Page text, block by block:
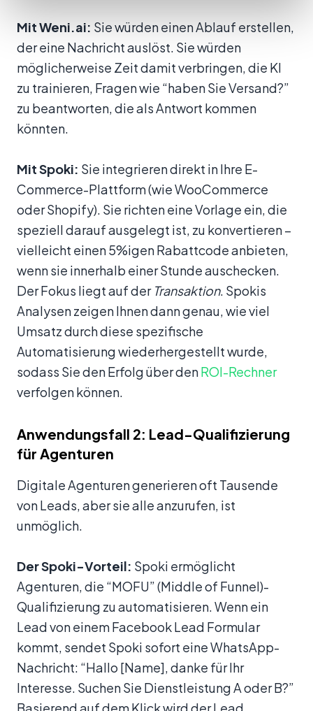
Mit Weni.ai: Sie würden einen Ablauf erstellen,
der eine Nachricht auslöst. Sie würden
möglicherweise Zeit damit verbringen, die KI
zu trainieren, Fragen wie “haben Sie Versand?”
zu beantworten, die als Antwort kommen
könnten.
Mit Spoki: Sie integrieren direkt in Ihre E-
Commerce-Plattform (wie WooCommerce
oder Shopify). Sie richten eine Vorlage ein, die
speziell darauf ausgelegt ist, zu konvertieren –
vielleicht einen 5%igen Rabattcode anbieten,
wenn sie innerhalb einer Stunde auschecken.
Der Fokus liegt auf der Transaktion. Spokis
Analysen zeigen Ihnen dann genau, wie viel
Umsatz durch diese spezifische
Automatisierung wiederhergestellt wurde,
sodass Sie den Erfolg über denROI-Rechner
verfolgen können.
Anwendungsfall 2: Lead-Qualifizierung
für Agenturen
Digitale Agenturen generieren oft Tausende
von Leads, aber sie alle anzurufen, ist
unmöglich.
Der Spoki-Vorteil: Spoki ermöglicht
Agenturen, die “MOFU” (Middle of Funnel)-
Qualifizierung zu automatisieren. Wenn ein
Lead von einem Facebook Lead Formular
kommt, sendet Spoki sofort eine WhatsApp-
Nachricht: “Hallo [Name], danke für Ihr
Interesse. Suchen Sie Dienstleistung A oder B?”